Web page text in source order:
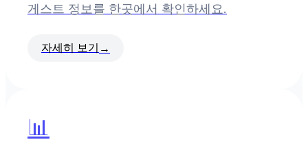
게스트 정보를 한곳에서 확인하세요.
자세히 보기 →
📊